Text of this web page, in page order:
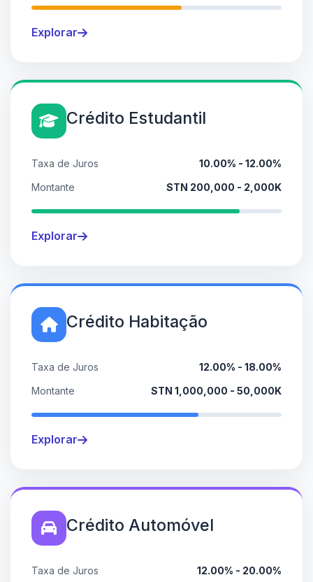
Explorar
Crédito Estudantil
Taxa de Juros
10.00% - 12.00%
Montante
STN 200,000 - 2,000K
Explorar
Crédito Habitação
Taxa de Juros
12.00% - 18.00%
Montante
STN 1,000,000 - 50,000K
Explorar
Crédito Automóvel
Taxa de Juros 12.00% - 20.00%